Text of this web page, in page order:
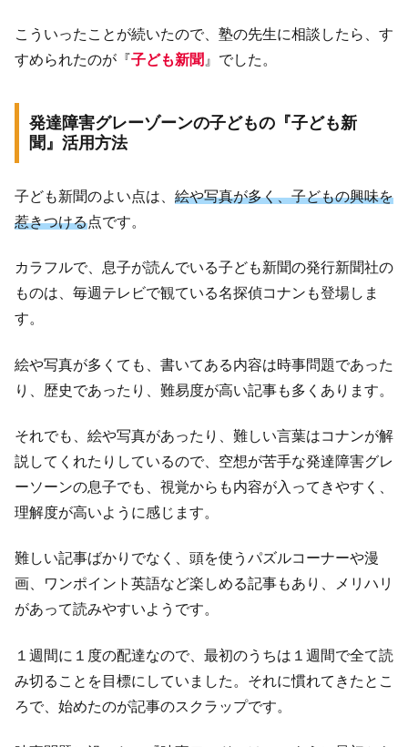
こういったことが続いたので、塾の先生に相談したら、す
すめられたのが『子ども新聞 』でした。
発達障害グレーゾーンの子どもの『子ども新
聞』活用方法
子ども新聞のよい点は、 絵や写真が多く、子どもの興味を
惹きつける点です。
カラフルで、息子が読んでいる子ども新聞の発行新聞社の
ものは、毎週テレビで観ている名探偵コナンも登場しま
す。
絵や写真が多くても、書いてある内容は時事問題であった
り、歴史であったり、難易度が高い記事も多くあります。
それでも、絵や写真があったり、難しい言葉はコナンが解
説してくれたりしているので、空想が苦手な発達障害グレ
ーソーンの息子でも、視覚からも内容が入ってきやすく、
理解度が高いように感じます。
難しい記事ばかりでなく、頭を使うパズルコーナーや漫
画、ワンポイント英語など楽しめる記事もあり、メリハリ
があって読みやすいようです。
１週間に１度の配達なので、最初のうちは１週間で全て読
み切ることを目標にしていました。それに慣れてきたとこ
ろで、始めたのが記事のスクラップです。